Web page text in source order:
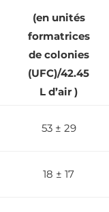
(en unités
formatrices
de colonies
(UFC)/42.45
L d’air )
53 ± 29
18 ± 17